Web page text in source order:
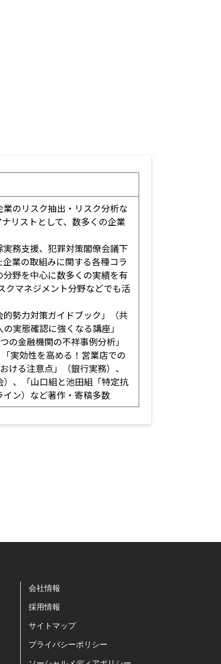
のリスク抽出・リスク分析な
リストとして、数多くの企業
務支援、犯罪対策閣僚会議下
業の取組みに関する各種コラ
野を中心に数多くの実績を有
クマネジメント分野などでも活
勢力対策ガイドブック」（共
実態確認に強くなる講座」
金融機関の不祥事例分析」
実効性を高める！営業店での
る注意点」（銀行実務）、
、「山口組と池田組「特定抗
ン）など著作・寄稿多数
会社情報
採用情報
サイトマップ
プライバシーポリシー